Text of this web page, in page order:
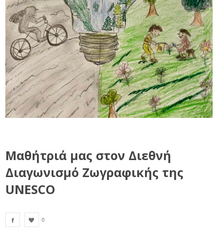
Μαθήτριά μας στον Διεθνή
Διαγωνισμό Ζωγραφικής της
UNESCO
0